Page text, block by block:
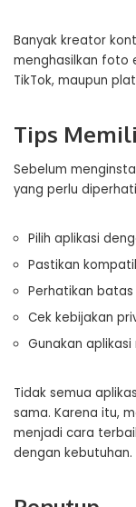
Banyak kreator
menghasilkan foto
TikTok, maupun
Tips
Sebelum
yang perlu
Pilih aplikasi
Pastikan
Perhatikan
Cek kebijakan
Gunakan
Tidak semua
sama. Karena itu,
menjadi cara
dengan kebutuhan.